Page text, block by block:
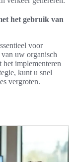
het gebruik van
voor
uw organisch
het implementeren
kunt u snel
vergroten.